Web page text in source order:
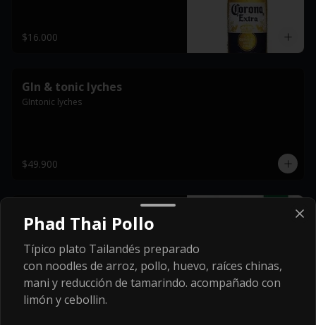
$16.000
GIn & tonic lyches
GIntonic lyches
$49.900
Ginger
$10.500
Phad Thai Pollo
Típico plato Tailandés preparado
con noodles de arroz, pollo, huevo, raíces chinas,
mani y reducción de tamarindo. acompañado con
limón y cebollin.